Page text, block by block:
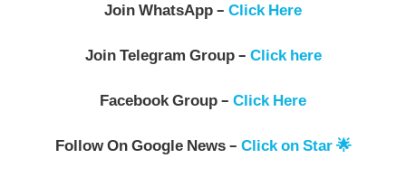
Join WhatsApp – Click Here
Join Telegram Group – Click here
Facebook Group – Click Here
Follow On Google News – Click on Star 🌟